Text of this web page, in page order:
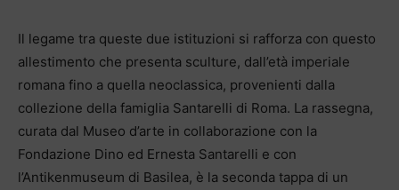
Il legame tra queste due istituzioni si rafforza con questo
allestimento che presenta sculture, dall’età imperiale
romana fino a quella neoclassica, provenienti dalla
collezione della famiglia Santarelli di Roma. La rassegna,
curata dal Museo d’arte in collaborazione con la
Fondazione Dino ed Ernesta Santarelli e con
l’Antikenmuseum di Basilea, è la seconda tappa di un